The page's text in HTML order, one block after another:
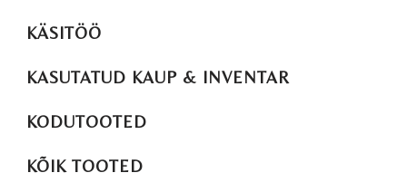
KÄSITÖÖ
KASUTATUD KAUP & INVENTAR
KODUTOOTED
KÕIK TOOTED